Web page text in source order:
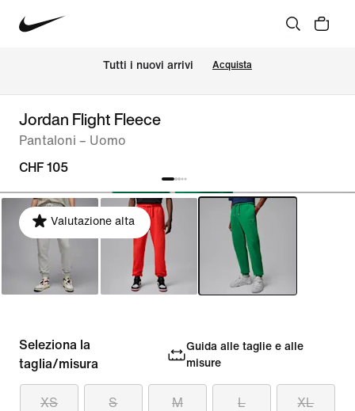
Tutti i nuovi arrivi Acquista
Jordan Flight Fleece
Pantaloni – Uomo
CHF 105
Valutazione alta
Seleziona la
taglia/misura
Guida alle taglie e alle
misure
XS S M L XL